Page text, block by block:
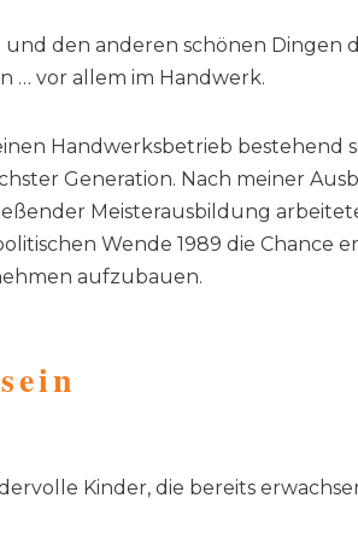
den anderen schönen Dingen
… vor allem im Handwerk.
Handwerksbetrieb bestehend
Generation. Nach meiner
Meisterausbildung
Wende 1989 die Chance
aufzubauen.
Kinder, die bereits